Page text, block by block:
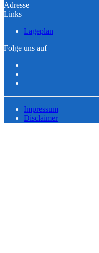
Adresse
Links
Lageplan
Folge uns auf
Impressum
Disclaimer